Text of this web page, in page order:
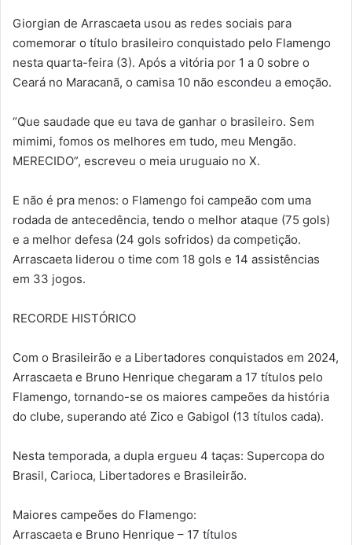
Giorgian de Arrascaeta usou as redes sociais para
comemorar o título brasileiro conquistado pelo Flamengo
nesta quarta-feira (3). Após a vitória por 1 a 0 sobre o
Ceará no Maracanã, o camisa 10 não escondeu a emoção.
“Que saudade que eu tava de ganhar o brasileiro. Sem
mimimi, fomos os melhores em tudo, meu Mengão.
MERECIDO”, escreveu o meia uruguaio no X.
E não é pra menos: o Flamengo foi campeão com uma
rodada de antecedência, tendo o melhor ataque (75 gols)
e a melhor defesa (24 gols sofridos) da competição.
Arrascaeta liderou o time com 18 gols e 14 assistências
em 33 jogos.
RECORDE HISTÓRICO
Com o Brasileirão e a Libertadores conquistados em 2024,
Arrascaeta e Bruno Henrique chegaram a 17 títulos pelo
Flamengo, tornando-se os maiores campeões da história
do clube, superando até Zico e Gabigol (13 títulos cada).
Nesta temporada, a dupla ergueu 4 taças: Supercopa do
Brasil, Carioca, Libertadores e Brasileirão.
Maiores campeões do Flamengo:
Arrascaeta e Bruno Henrique – 17 títulos